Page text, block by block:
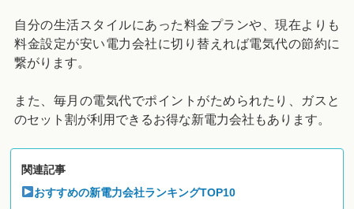
自分の生活スタイルにあった料金プランや、現在よりも
料金設定が安い電力会社に切り替えれば電気代の節約に
繋がります。
また、毎月の電気代でポイントがためられたり、ガスと
のセット割が利用できるお得な新電力会社もあります。
関連記事
おすすめの新電力会社ランキングTOP10